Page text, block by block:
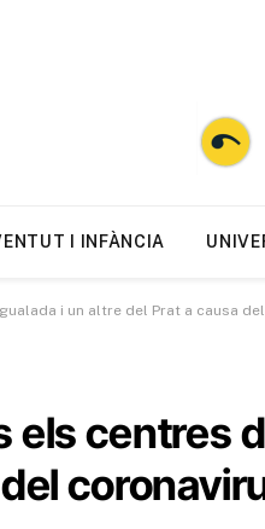
I INFÀNCIA
i un altre del Prat a causa
els centres